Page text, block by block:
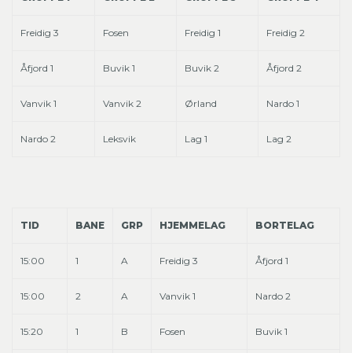
Freidig 3 Fosen Freidig 1 Freidig 2
Åfjord 1 Buvik 1 Buvik 2 Åfjord 2
Vanvik 1 Vanvik 2 Ørland Nardo 1
Nardo 2 Leksvik Lag 1 Lag 2
TID BANE GRP HJEMMELAG BORTELAG
15:00 1 A Freidig 3 Åfjord 1
15:00 2 A Vanvik 1 Nardo 2
15:20 1 B Fosen Buvik 1